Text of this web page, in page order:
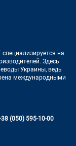
специализируется на
Здесь
Украины, ведь
международными
(050) 595-10-00